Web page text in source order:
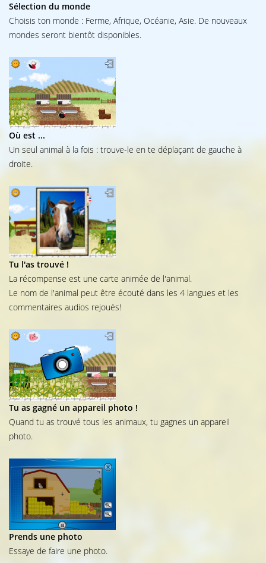
Sélection du monde
Choisis ton monde : Ferme, Afrique, Océanie, Asie. De nouveaux
mondes seront bientôt disponibles.
Où est ...
Un seul animal à la fois : trouve-le en te déplaçant de gauche à
droite.
Tu l'as trouvé !
La récompense est une carte animée de l'animal.
Le nom de l'animal peut être écouté dans les 4 langues et les
commentaires audios rejoués!
Tu as gagné un appareil photo !
Quand tu as trouvé tous les animaux, tu gagnes un appareil
photo.
Prends une photo
Essaye de faire une photo.